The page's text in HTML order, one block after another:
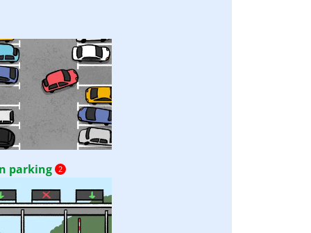
parking 2